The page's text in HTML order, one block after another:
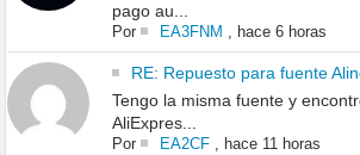
pago au...
Por EA3FNM , hace 6 horas
RE: Repuesto para fuente
Tengo la misma fuente y
AliExpres...
Por EA2CF, hace 11 horas